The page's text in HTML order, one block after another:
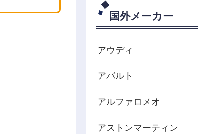
国外メーカー
アウディ
アバルト
アルファロメオ
アストンマーティン